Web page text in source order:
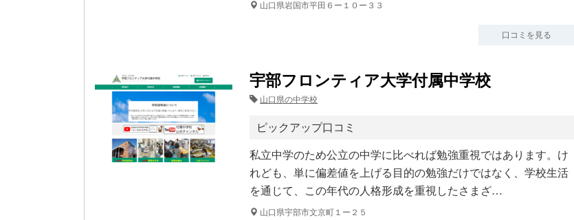
山口県岩国市平田６ー１０ー３３
口コミを見る
宇部フロンティア大学付属中学校
山口県の中学校
ピックアップ口コミ
私立中学のため公立の中学に比べれば勉強重視ではあります。け
れども、単に偏差値を上げる目的の勉強だけではなく、学校生活
を通じて、この年代の人格形成を重視したさまざ…
山口県宇部市文京町１ー２５